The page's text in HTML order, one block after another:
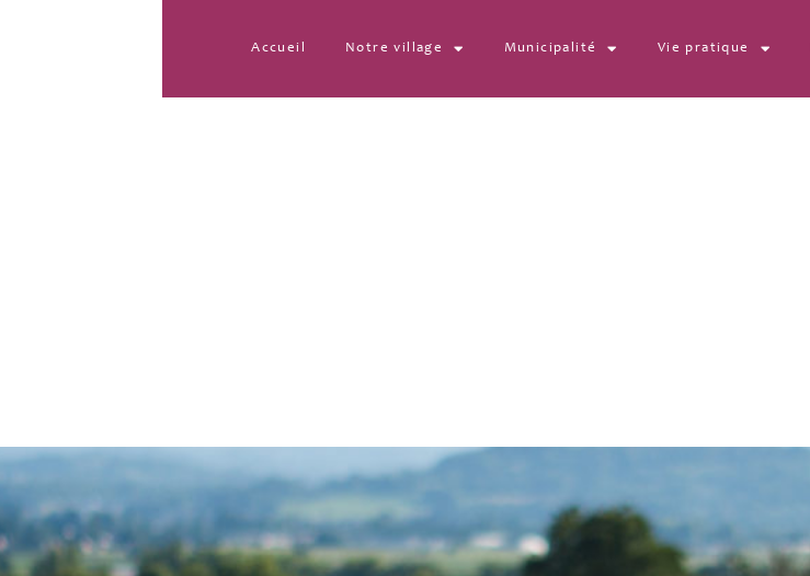
Accueil Notre village Municipalité Vie pratique